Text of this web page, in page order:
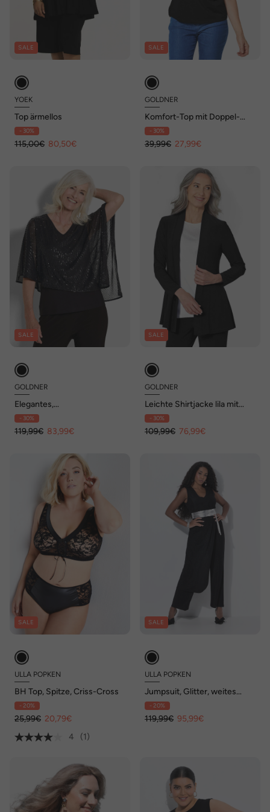
SALE
YOEK
Top ärmellos
- 30%
115,00€ 80,50€
SALE
GOLDNER
Komfort-Top mit Doppel-
Front
- 30%
39,99€ 27,99€
SALE
GOLDNER
Elegantes,
semitransparentes Oberteil
- 30%
119,99€ 83,99€
SALE
GOLDNER
Leichte Shirtjacke lila mit
Stretch
- 30%
109,99€ 76,99€
SALE
ULLA POPKEN
BH Top, Spitze, Criss-Cross
- 20%
25,99€ 20,79€
4
(1)
SALE
ULLA POPKEN
Jumpsuit, Glitter, weites
Bein, V-Ausschnitt, ärmellos
- 20%
119,99€ 95,99€